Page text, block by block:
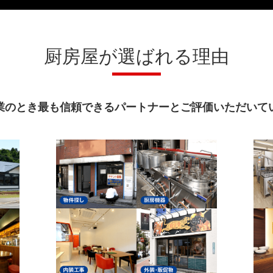
厨房屋が選ばれる理由
のとき最も信頼できるパートナーとご評価いただいて